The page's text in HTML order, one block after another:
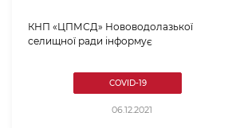
КНП «ЦПМСД» Нововодолазької
селищної ради інформує
COVID-19
06.12.2021